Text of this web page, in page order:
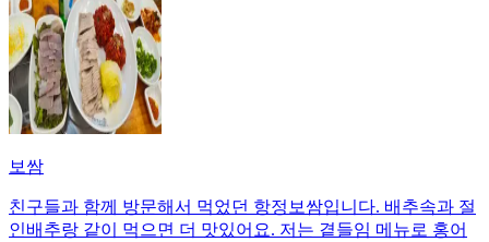
보쌈
친구들과 함께 방문해서 먹었던 항정보쌈입니다. 배추속과 절
인배추랑 같이 먹으면 더 맛있어요. 저는 곁들임 메뉴로 홍어